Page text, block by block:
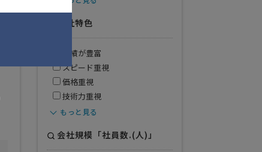
会社特色
実績が豊富
スピード重視
価格重視
技術力重視
もっと見る
会社規模「社員数.(人)」